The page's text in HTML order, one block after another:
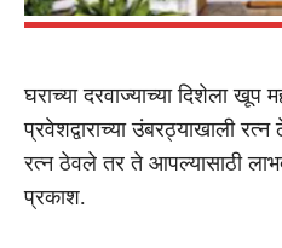
घराच्या दरवाज्याच्या दिशेला खूप
प्रवेशद्वाराच्या उंबरठ्याखाली
रत्न ठेवले तर ते आपल्यासाठी
प्रकाश.